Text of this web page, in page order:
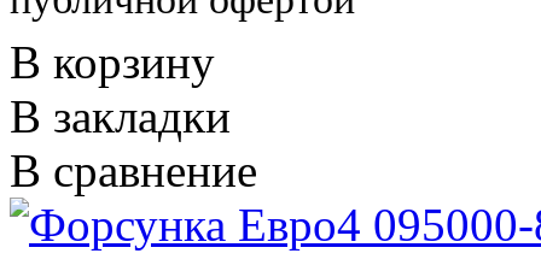
В корзину
В закладки
В сравнение